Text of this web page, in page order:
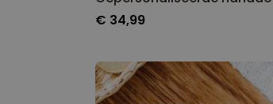
€ 34,99